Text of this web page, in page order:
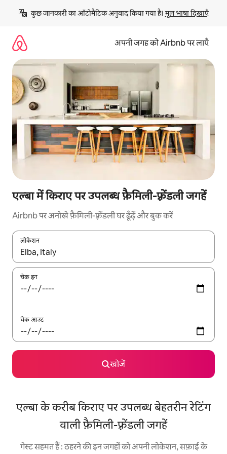
छोड़कर
कॉन्टेंट
कुछ जानकारी का ऑटोमैटिक अनुवाद किया गया है। मूल भाषा दिखाएँ
अपनी जगह को Airbnb पर लाएँ
एल्बा में किराए पर उपलब्ध फ़ैमिली-फ़्रेंडली जगहें
Airbnb पर अनोखे फ़ैमिली-फ़्रेंडली घर ढूँढ़ें और बुक करें
लोकेशन
नतीजों के उपलब्ध होने पर, अप और डाउन 'ऐरो की' का इस्तेमाल करके नेविगेट
चेक इन
चेक आउट
खोजें
एल्बा के करीब किराए पर उपलब्ध बेहतरीन रेटिंग
वाली फ़ैमिली-फ़्रेंडली जगहें
गेस्ट सहमत हैं : ठहरने की इन जगहों को अपनी लोकेशन, सफ़ाई के